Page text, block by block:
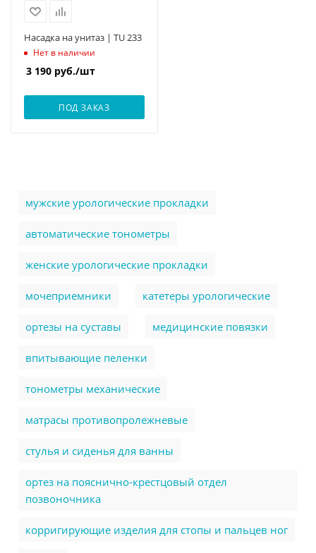
Насадка на унитаз | TU 233
Нет в наличии
3 190 руб./шт
ПОД ЗАКАЗ
мужские урологические прокладки
автоматические тонометры
женские урологические прокладки
мочеприемники катетеры урологические
ортезы на суставы медицинские повязки
впитывающие пеленки
тонометры механические
матрасы противопролежневые
стулья и сиденья для ванны
ортез на пояснично-крестцовый отдел
позвоночника
корригирующие изделия для стопы и пальцев ног